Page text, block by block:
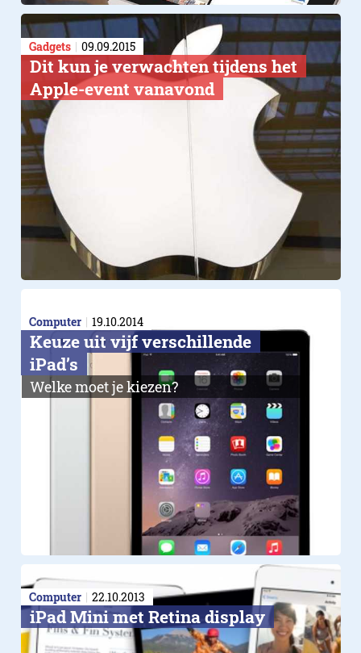
Gadgets 09.09.2015
Dit kun je verwachten tijdens het
Apple-event vanavond
Computer 19.10.2014
Keuze uit vijf verschillende
iPad’s
Welke moet je kiezen?
Computer 22.10.2013
iPad Mini met Retina display